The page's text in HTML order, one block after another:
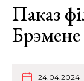
Паказ
Брэмене
24.04.2024